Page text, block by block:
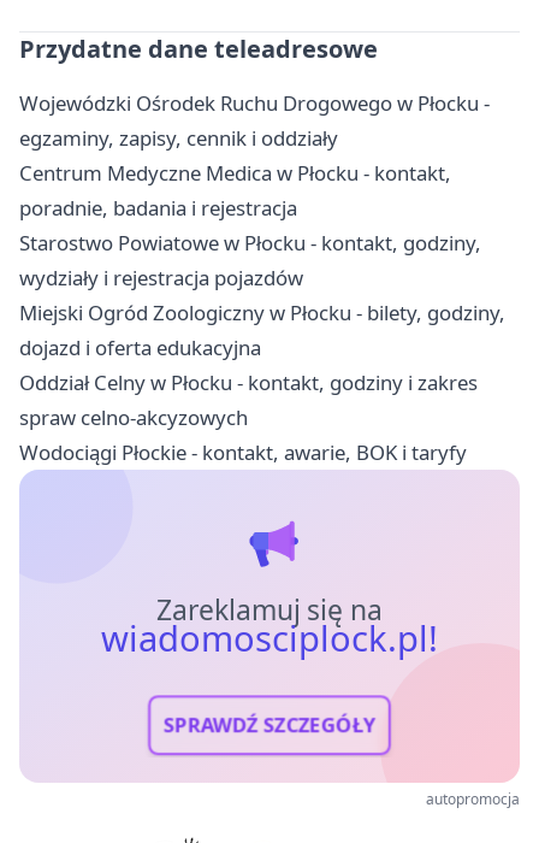
Przydatne dane teleadresowe
Wojewódzki Ośrodek Ruchu Drogowego w Płocku -
egzaminy, zapisy, cennik i oddziały
Centrum Medyczne Medica w Płocku - kontakt,
poradnie, badania i rejestracja
Starostwo Powiatowe w Płocku - kontakt, godziny,
wydziały i rejestracja pojazdów
Miejski Ogród Zoologiczny w Płocku - bilety, godziny,
dojazd i oferta edukacyjna
Oddział Celny w Płocku - kontakt, godziny i zakres
spraw celno-akcyzowych
Wodociągi Płockie - kontakt, awarie, BOK i taryfy
Zareklamuj się na
wiadomosciplock.pl!
SPRAWDŹ SZCZEGÓŁY
autopromocja